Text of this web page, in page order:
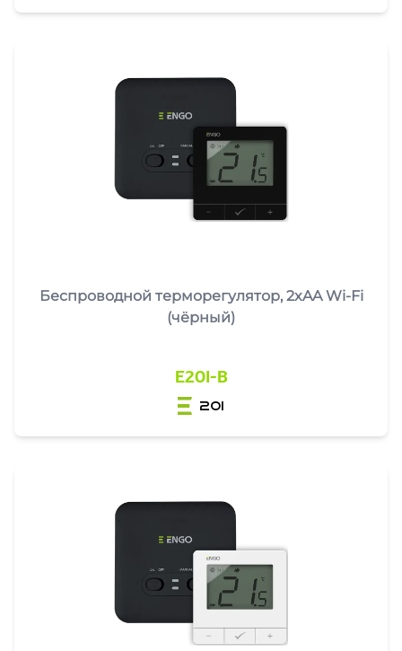
Беспроводной терморегулятор, 2xAA Wi-Fi
(чёрный)
E20I-B
20i